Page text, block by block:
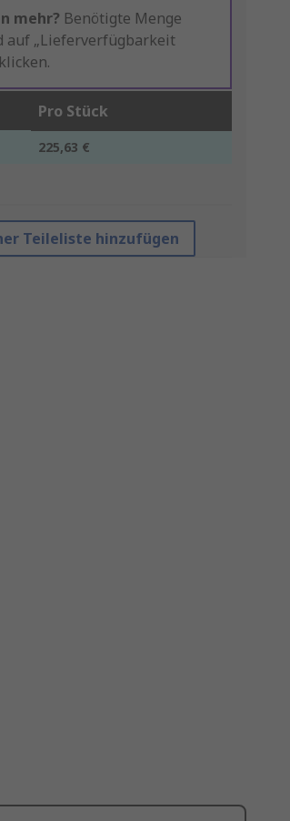
mehr? Benötigte Menge
auf „Lieferverfügbarkeit
Pro Stück
225,63 €
Teileliste hinzufügen